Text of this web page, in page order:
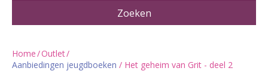
Winkelwagen:
Home/Outlet/
Aanbiedingen jeugdboeken / Het geheim van Grit - deel 2